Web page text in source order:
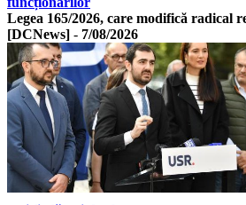
Legea 165/2026, care modifică radical
[DCNews] - 7/08/2026